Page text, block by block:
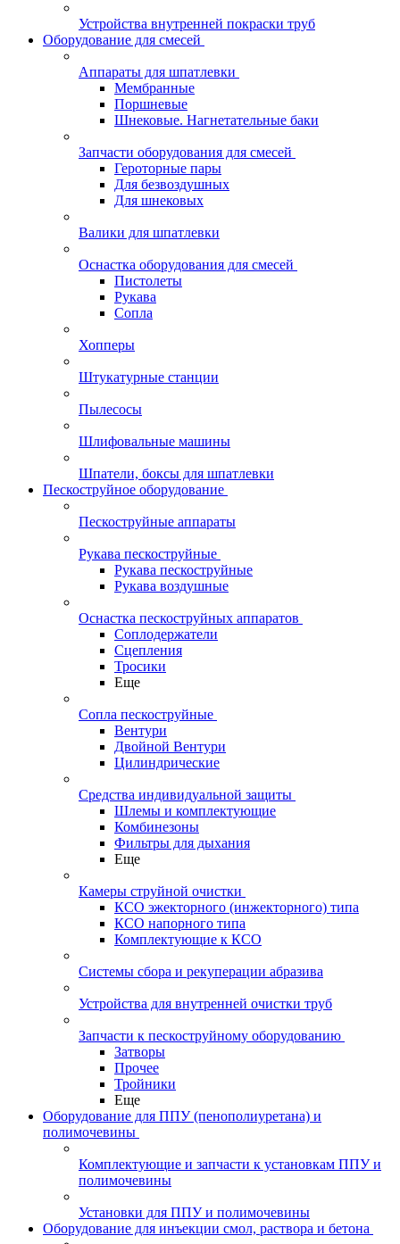
Устройства внутренней покраски труб
Оборудование для смесей
Аппараты для шпатлевки
Мембранные
Поршневые
Шнековые. Нагнетательные баки
Запчасти оборудования для смесей
Героторные пары
Для безвоздушных
Для шнековых
Валики для шпатлевки
Оснастка оборудования для смесей
Пистолеты
Рукава
Сопла
Хопперы
Штукатурные станции
Пылесосы
Шлифовальные машины
Шпатели, боксы для шпатлевки
Пескоструйное оборудование
Пескоструйные аппараты
Рукава пескоструйные
Рукава пескоструйные
Рукава воздушные
Оснастка пескоструйных аппаратов
Соплодержатели
Сцепления
Тросики
Еще
Сопла пескоструйные
Вентури
Двойной Вентури
Цилиндрические
Средства индивидуальной защиты
Шлемы и комплектующие
Комбинезоны
Фильтры для дыхания
Еще
Камеры струйной очистки
КСО эжекторного (инжекторного) типа
КСО напорного типа
Комплектующие к КСО
Системы сбора и рекуперации абразива
Устройства для внутренней очистки труб
Запчасти к пескоструйному оборудованию
Затворы
Прочее
Тройники
Еще
Оборудование для ППУ (пенополиуретана) и
полимочевины
Комплектующие и запчасти к установкам ППУ и
полимочевины
Установки для ППУ и полимочевины
Оборудование для инъекции смол, раствора и бетона